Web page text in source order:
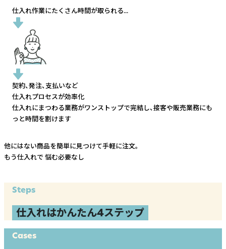
仕入れ作業にたくさん時間が取られる...
契約、発注、支払いなど
仕入れプロセスが効率化
仕入れにまつわる業務がワンストップで完結し、接客や販売業務にも
っと時間を割けます
他にはない商品を簡単に見つけて手軽に注文。
もう仕入れで 悩む必要なし
Steps
仕入れはかんたん4ステップ
Cases